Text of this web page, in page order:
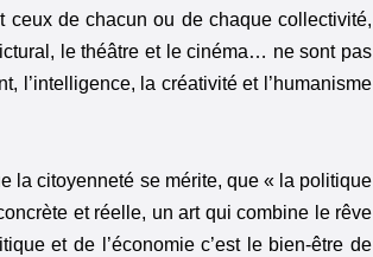
de chacun ou de chaque collectivité,
le théâtre et le cinéma… ne sont pas
l’intelligence, la créativité et l’humanisme
la citoyenneté se mérite, que « la politique
et réelle, un art qui combine le rêve
et de l’économie c’est le bien-être de